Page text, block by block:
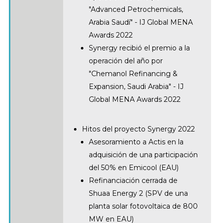
"Advanced Petrochemicals,
Arabia Saudí" - IJ Global MENA
Awards 2022
Synergy recibió el premio a la
operación del año por
"Chemanol Refinancing &
Expansion, Saudi Arabia" - IJ
Global MENA Awards 2022
Hitos del proyecto Synergy 2022
Asesoramiento a Actis en la
adquisición de una participación
del 50% en Emicool (EAU)
Refinanciación cerrada de
Shuaa Energy 2 (SPV de una
planta solar fotovoltaica de 800
MW en EAU)